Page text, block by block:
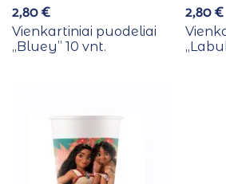
2,80€
Vienkartiniai puodeliai
,,Bluey” 10 vnt.
2,80€